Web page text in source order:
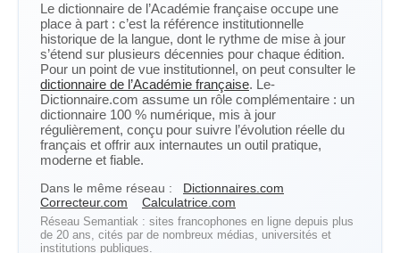
Le dictionnaire de l’Académie française occupe une
place à part : c’est la référence institutionnelle
historique de la langue, dont le rythme de mise à jour
s’étend sur plusieurs décennies pour chaque édition.
Pour un point de vue institutionnel, on peut consulter le
dictionnaire de l’Académie française. Le-
Dictionnaire.com assume un rôle complémentaire : un
dictionnaire 100 % numérique, mis à jour
régulièrement, conçu pour suivre l’évolution réelle du
français et offrir aux internautes un outil pratique,
moderne et fiable.
Dans le même réseau :
Dictionnaires.com
Correcteur.com
Calculatrice.com
Réseau Semantiak : sites francophones en ligne depuis plus
de 20 ans, cités par de nombreux médias, universités et
institutions publiques.